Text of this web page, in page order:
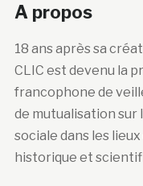
A propos
18 ans après sa
CLIC est devenu la
francophone de
de mutualisation sur
sociale dans les
historique et